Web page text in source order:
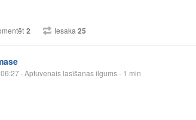
2 Iesaka 25
· Aptuvenais lasīšanas ilgums - 1 min